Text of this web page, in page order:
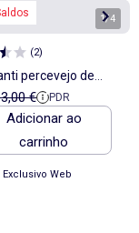
1/4
(2)
percevejo de
venda
de referência
€ PDR
Adicionar ao
carrinho
Exclusivo Web